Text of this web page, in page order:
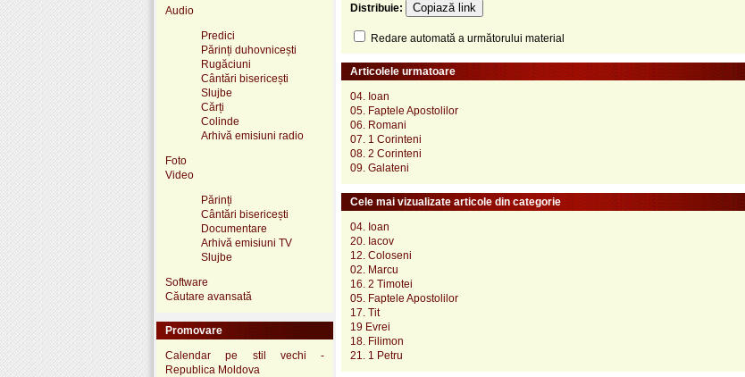
Distribuie: Copiază link
Redare automată a următorului material
Articolele urmatoare
04. Ioan
05. Faptele Apostolilor
06. Romani
07. 1 Corinteni
08. 2 Corinteni
09. Galateni
Cele mai vizualizate articole din categorie
04. Ioan
20. Iacov
12. Coloseni
02. Marcu
16. 2 Timotei
05. Faptele Apostolilor
17. Tit
19 Evrei
18. Filimon
21. 1 Petru
Audio
Predici
Părinți duhovnicești
Rugăciuni
Cântări bisericești
Slujbe
Cărți
Colinde
Arhivă emisiuni radio
Foto
Video
Părinți
Cântări bisericești
Documentare
Arhivă emisiuni TV
Slujbe
Software
Căutare avansată
Promovare
Calendar pe stil vechi -
Republica Moldova